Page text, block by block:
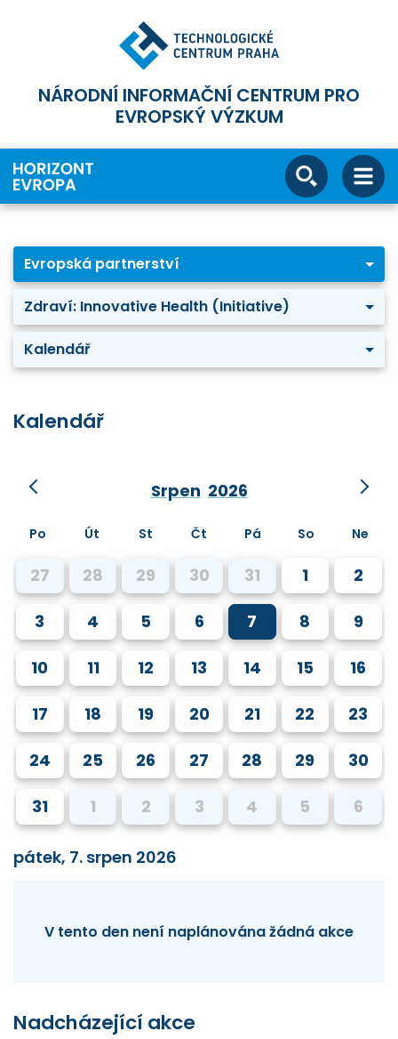
NÁRODNÍ INFORMAČNÍ CENTRUM PRO
EVROPSKÝ VÝZKUM
Evropská partnerství
Zdraví: Innovative Health (Initiative)
Kalendář
Kalendář
Srpen 2026
Po Út St Čt Pá So Ne
27 28 29 30 31 1 2
3 4 5 6 7 8 9
10 11 12 13 14 15 16
17 18 19 20 21 22 23
24 25 26 27 28 29 30
31 1 2 3 4 5 6
pátek, 7. srpen 2026
V tento den není naplánována žádná akce
Nadcházející akce